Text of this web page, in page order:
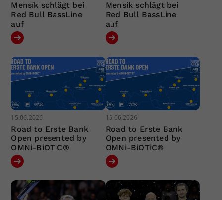
Mensík schlägt bei
Red Bull BassLine
auf
Mensík schlägt bei
Red Bull BassLine
auf
15.06.2026
Road to Erste Bank
Open presented by
OMNi-BiOTiC®
15.06.2026
Road to Erste Bank
Open presented by
OMNi-BiOTiC®